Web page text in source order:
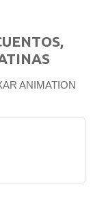
ANIMATION